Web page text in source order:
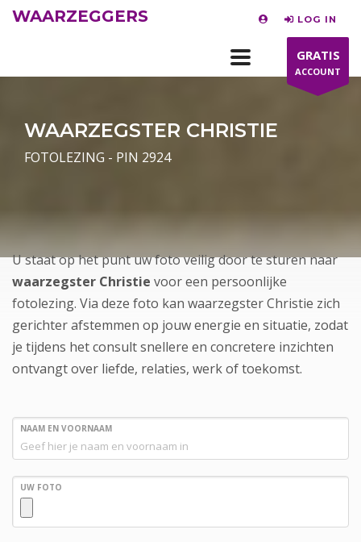
WAARZEGGERS LOG IN
GRATIS
ACCOUNT
WAARZEGSTER CHRISTIE
FOTOLEZING - PIN 2924
U staat op het punt uw foto veilig door te sturen naar
waarzegster Christie voor een persoonlijke
fotolezing. Via deze foto kan waarzegster Christie zich
gerichter afstemmen op jouw energie en situatie, zodat
je tijdens het consult snellere en concretere inzichten
ontvangt over liefde, relaties, werk of toekomst.
NAAM EN VOORNAAM
UW FOTO